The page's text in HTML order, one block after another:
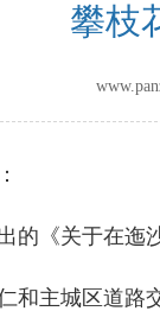
攀枝
《关于在迤沙
主城区道路